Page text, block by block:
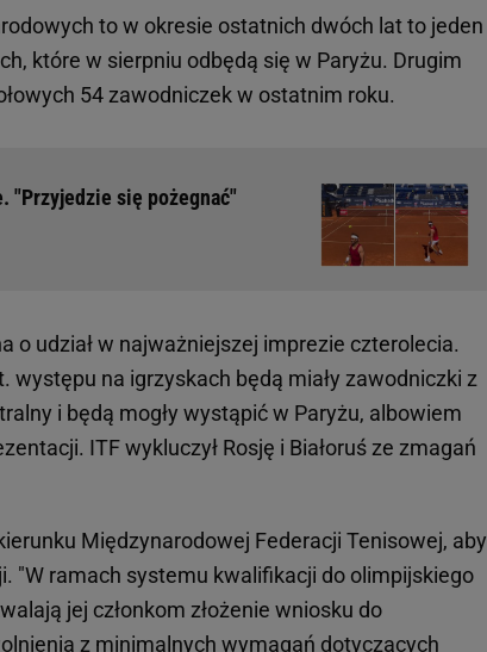
to w okresie ostatnich dwóch lat to jeden
które w sierpniu odbędą się w Paryżu. Drugim
54 zawodniczek w ostatnim roku.
"Przyjedzie się pożegnać"
o udział w najważniejszej imprezie czterolecia.
występu na igrzyskach będą miały zawodniczki z
i będą mogły wystąpić w Paryżu, albowiem
ITF wykluczył Rosję i Białoruś ze zmagań
Międzynarodowej Federacji Tenisowej, aby
"W ramach systemu kwalifikacji do olimpijskiego
jej członkom złożenie wniosku do
z minimalnych wymagań dotyczących